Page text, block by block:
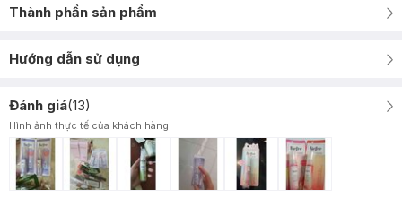
Thành phần sản phẩm
Hướng dẫn sử dụng
Đánh giá(13)
Hình ảnh thực tế của khách hàng